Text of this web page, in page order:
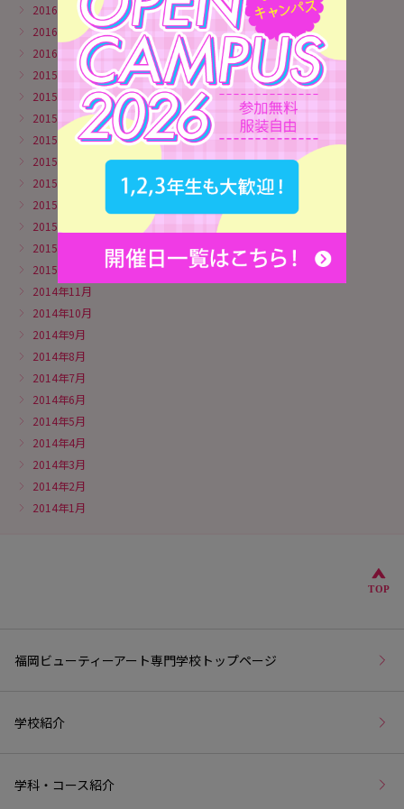
2016年3月
2016年2月
2016年1月
2015年12月
2015年11月
2015年10月
2015年9月
2015年8月
2015年6月
2015年5月
2015年4月
2015年3月
2015年1月
2014年11月
2014年10月
2014年9月
2014年8月
2014年7月
2014年6月
2014年5月
2014年4月
2014年3月
2014年2月
2014年1月
こ
TOP
福岡ビューティーアート専門学校トップページ
学校紹介
学科・コース紹介